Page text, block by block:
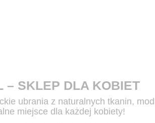
– SKLEP DLA KOBIET
ubrania z naturalnych tkanin,
miejsce dla każdej kobiety!